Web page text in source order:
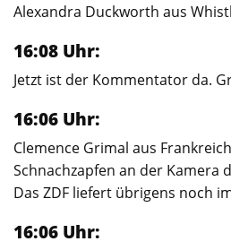
Alexandra Duckworth aus
16:08 Uhr:
Jetzt ist der Kommentator da.
16:06 Uhr:
Clemence Grimal aus
Schnachzapfen an der Kamera
Das ZDF liefert übrigens noch
16:06 Uhr: